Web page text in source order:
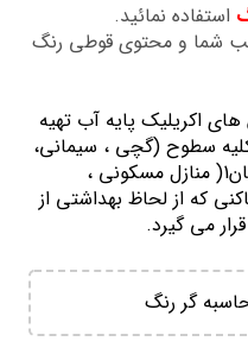
استفاده نمائید.
شما و محتوی قوطی رنگ
هاي اكريليك پايه آب تهيه
سطوح (گچی ، سیمانی،
آجری، آردواز و چوبی ) داخل و خارج ساختمان1( منازل مسكوني ،
كه از لحاظ بهداشتي از
می گیرد.
گر رنگ